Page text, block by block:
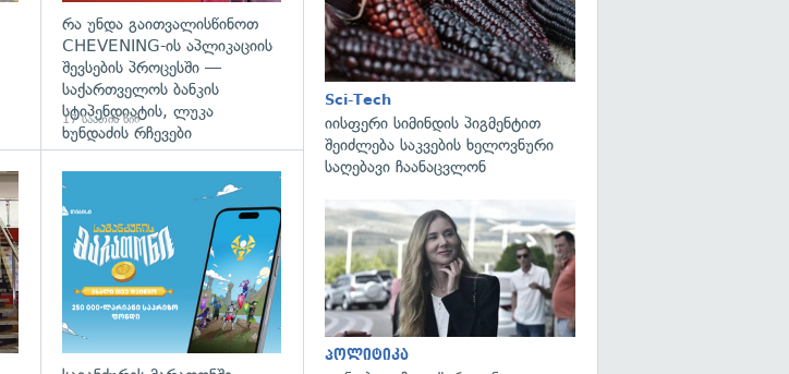
რა უნდა გაითვალისწინოთ
CHEVENING-ის აპლიკაციის
შევსების პროცესში —
საქართველოს ბანკის
სტიპენდიატის, ლუკა
ხუნდაძის რჩევები
17 საათის წინ
Sci-Tech
იისფერი სიმინდის პიგმენტით
შეიძლება საკვების ხელოვნური
საღებავი ჩაანაცვლონ
პოლიტიკა